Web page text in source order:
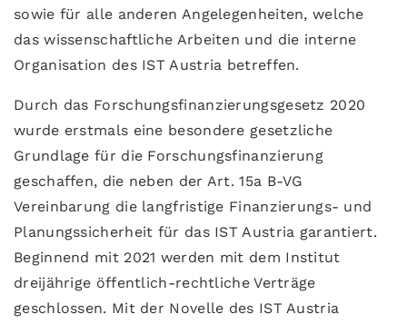
sowie für alle anderen Angelegenheiten, welche
das wissenschaftliche Arbeiten und die interne
Organisation des IST Austria betreffen.
Durch das Forschungsfinanzierungsgesetz 2020
wurde erstmals eine besondere gesetzliche
Grundlage für die Forschungsfinanzierung
geschaffen, die neben der Art. 15a B-VG
Vereinbarung die langfristige Finanzierungs- und
Planungssicherheit für das IST Austria garantiert.
Beginnend mit 2021 werden mit dem Institut
dreijährige öffentlich-rechtliche Verträge
geschlossen. Mit der Novelle des IST Austria